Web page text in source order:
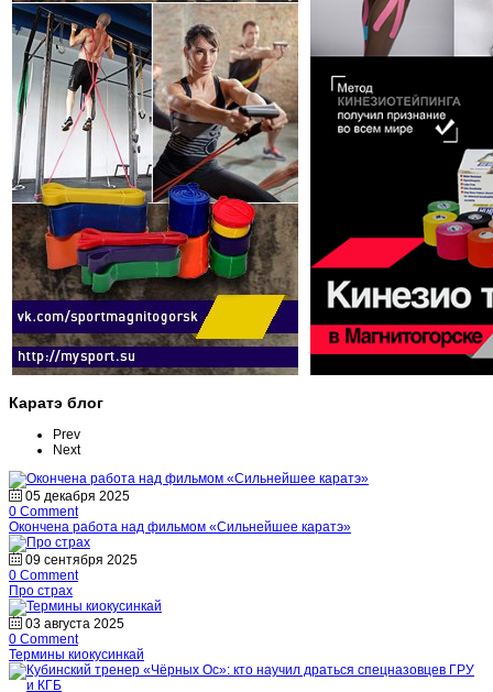
Каратэ блог
Prev
Next
05 декабря 2025
0 Comment
Окончена работа над фильмом «Сильнейшее каратэ»
09 сентября 2025
0 Comment
Про страх
03 августа 2025
0 Comment
Термины киокусинкай